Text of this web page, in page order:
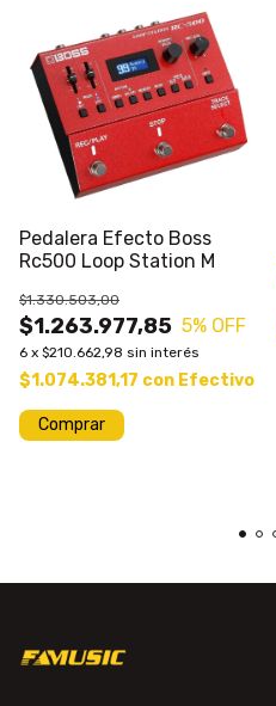
Pedalera Efecto Boss
Rc500 Loop Station M
$1.263.977,85
$1.330.503,00
5% OFF
6 x $210.662,98 sin interés
$1.074.381,17 con Efectivo